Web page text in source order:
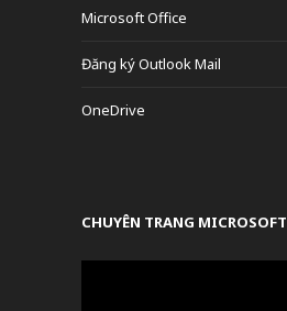
Microsoft Office
Đăng ký Outlook Mail
OneDrive
CHUYÊN TRANG MICROSOFT